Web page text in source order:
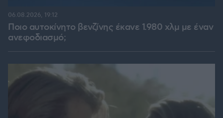
Ποιο αυτοκίνητο βενζίνης έκανε 1.980 χλμ με έναν
ανεφοδιασμό;
06.08.2026, 19:12